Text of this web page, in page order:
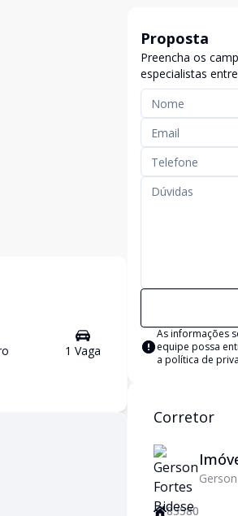
1 Vaga
Proposta
Preencha os
especialistas
As informações
equipe possa
a política de
Corretor
83580